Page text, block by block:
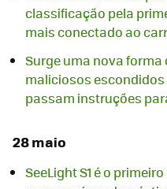
classificação pela
mais conectado ao
Surge uma nova
maliciosos
passam instruções
28 maio
SeeLight S1 é o